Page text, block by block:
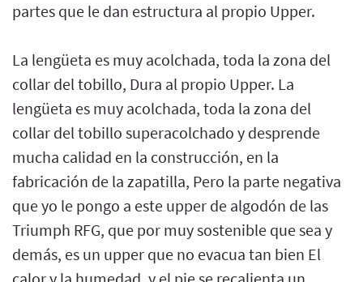
partes que le dan estructura al propio Upper.
La lengüeta es muy acolchada, toda la zona del
collar del tobillo, Dura al propio Upper. La
lengüeta es muy acolchada, toda la zona del
collar del tobillo superacolchado y desprende
mucha calidad en la construcción, en la
fabricación de la zapatilla, Pero la parte negativa
que yo le pongo a este upper de algodón de las
Triumph RFG, que por muy sostenible que sea y
demás, es un upper que no evacua tan bien El